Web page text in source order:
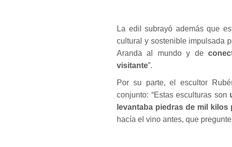
La edil subrayó además que
cultural y sostenible impulsada
Aranda al mundo y de
visitante”.
Por su parte, el escultor
conjunto: “Estas esculturas son
levantaba piedras de mil kilos
hacía el vino antes, que